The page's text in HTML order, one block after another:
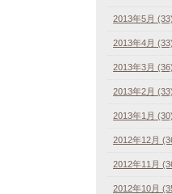
2013年5月 (33)
2013年4月 (33)
2013年3月 (36)
2013年2月 (33)
2013年1月 (30)
2012年12月
2012年11月
2012年10月